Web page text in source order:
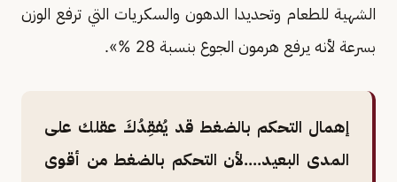
الشهية للطعام وتحديدا الدهون والسكريات التي ترفع الوزن
بسرعة لأنه يرفع هرمون الجوع بنسبة 28 %».
إهمال التحكم بالضغط قد يُفقِدُكَ عقلك على
المدى البعيد....لأن التحكم بالضغط من أقوى